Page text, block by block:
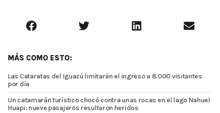
MÁS COMO ESTO:
Las Cataratas del Iguazú limitarán el ingreso a 8.000 visitantes
por día
Un catamarán turístico chocó contra unas rocas en el lago Nahuel
Huapi: nueve pasajeros resultaron heridos